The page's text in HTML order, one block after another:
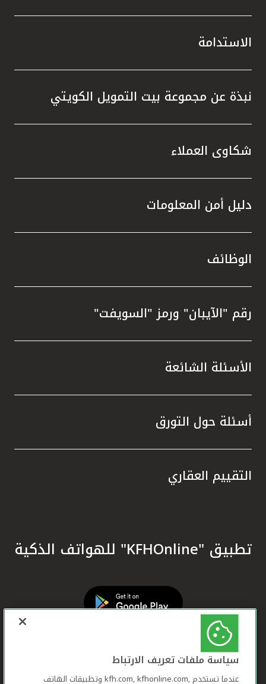
الاستدامة
نبذة عن مجموعة بيت التمويل الكويتي
شكاوى العملاء
دليل أمن المعلومات
الوظائف
رقم "الآيبان" ورمز "السويفت"
الأسئلة الشائعة
أسئلة حول التورق
التقييم العقاري
تطبيق "KFHOnline" للهواتف الذكية
سياسة ملفات تعريف الارتباط
عندما تستخدم ,kfh.com, kfhonline.com وتطبيقات الهاتف